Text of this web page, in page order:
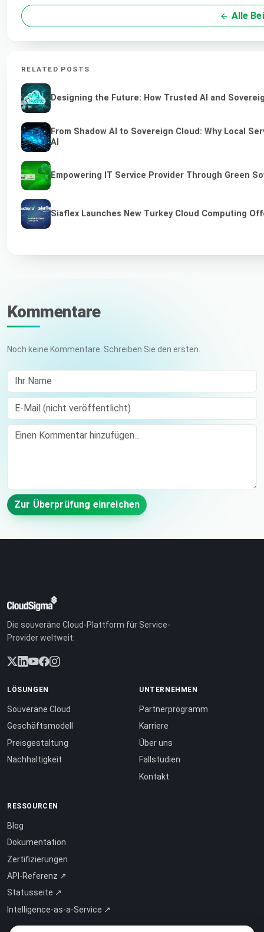
Alle
RELATED POSTS
Designing the Future: How Trusted AI and
From Shadow AI to Sovereign Cloud: Why Local
AI
Empowering IT Service Provider Through Green
Siaflex Launches New Turkey Cloud Computing
Kommentare
Noch keine Kommentare. Schreiben Sie den ersten.
Ihr Name
E-Mail (nicht veröffentlicht)
Comment
Zur Überprüfung einreichen
Die souveräne Cloud-Plattform für Service-
Provider weltweit.
LÖSUNGEN
Souveräne Cloud
Geschäftsmodell
Preisgestaltung
Nachhaltigkeit
UNTERNEHMEN
Partnerprogramm
Karriere
Über uns
Fallstudien
Kontakt
RESSOURCEN
Blog
Dokumentation
Zertifizierungen
API-Referenz ↗
Statusseite ↗
Intelligence-as-a-Service ↗